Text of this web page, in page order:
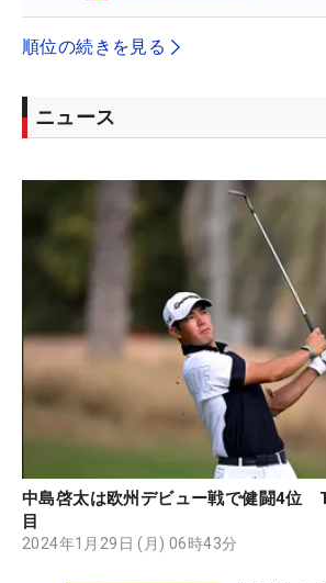
順位の続きを見る
ニュース
中島啓太は欧州デビュー戦で健闘4位
目
2024年1月29日 (月) 06時43分